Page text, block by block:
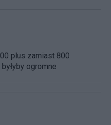
plus zamiast 800
ogromne